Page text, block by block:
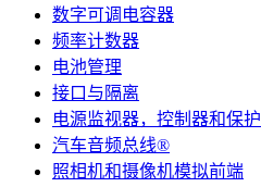
数字可调电容器
频率计数器
电池管理
接口与隔离
电源监视器，控制器和保护
汽车音频总线®
照相机和摄像机模拟前端